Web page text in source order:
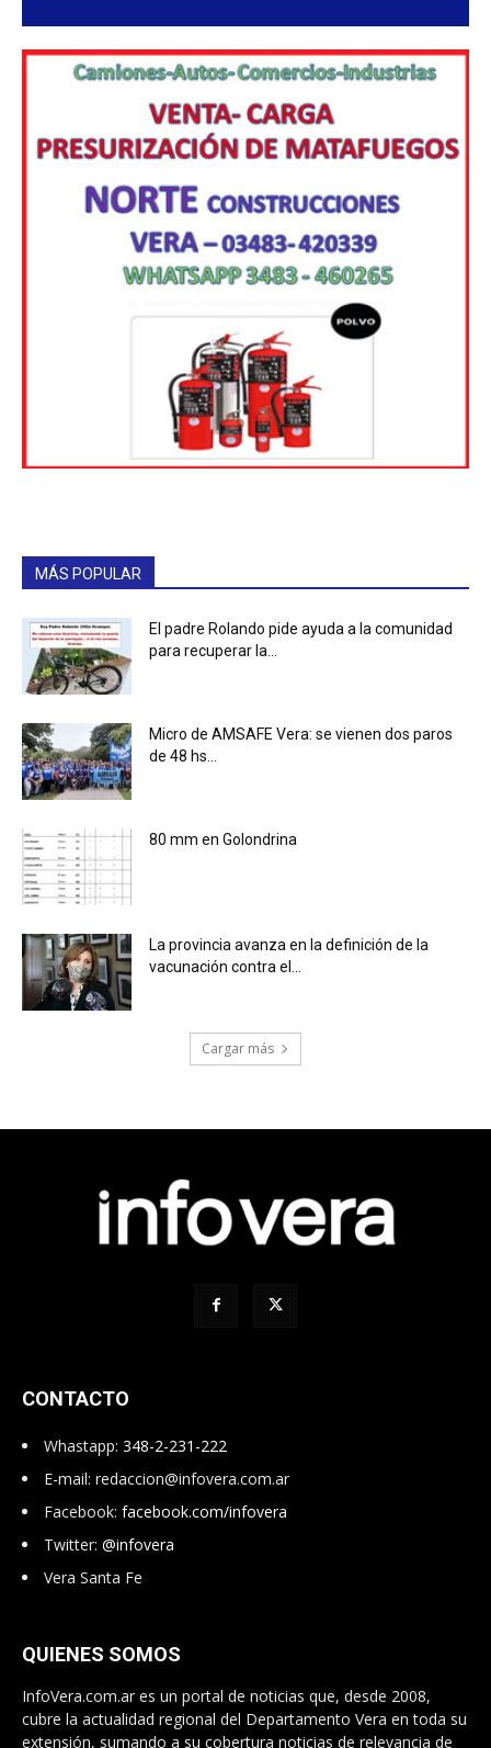
MÁS POPULAR
El padre Rolando pide ayuda a la comunidad
para recuperar la...
Micro de AMSAFE Vera: se vienen dos paros
de 48 hs...
80 mm en Golondrina
La provincia avanza en la definición de la
vacunación contra el...
Cargar más
CONTACTO
Whastapp: 348-2-231-222
E-mail: redaccion@infovera.com.ar
Facebook: facebook.com/infovera
Twitter: @infovera
Vera Santa Fe
QUIENES SOMOS
InfoVera.com.ar es un portal de noticias que, desde 2008,
cubre la actualidad regional del Departamento Vera en toda su
extensión, sumando a su cobertura noticias de relevancia de